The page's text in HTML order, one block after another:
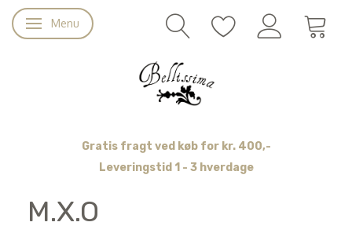
Skifte navigation
Menu
Gratis fragt ved køb for kr. 400,-
Leveringstid 1 - 3 hverdage
M.X.O